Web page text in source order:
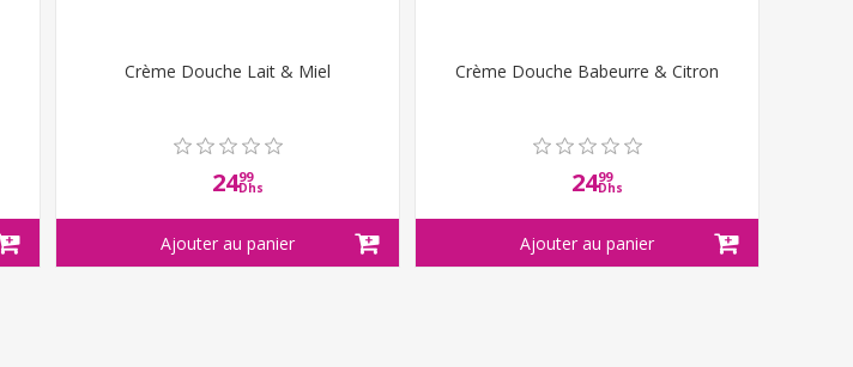
Crème Douche Lait & Miel
2499
Dhs
Crème Douche Babeurre & Citron
2499
Dhs